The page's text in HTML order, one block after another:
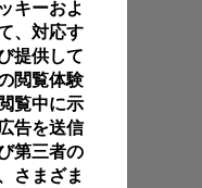
キーおよ
、対応す
提供して
閲覧体験
覧中に示
告を送信
第三者の
さまざま